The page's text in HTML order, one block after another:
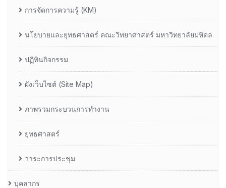
การจัดการความรู้ (KM)
นโยบายและยุทธศาสตร์ คณะวิทยาศาสตร์ มหาวิทยาลัยมหิดล
ปฏิทินกิจกรรม
ผังเว็บไซต์ (Site Map)
ภาพรวมกระบวนการทำงาน
ยุทธศาสตร์
วาระการประชุม
บุคลากร